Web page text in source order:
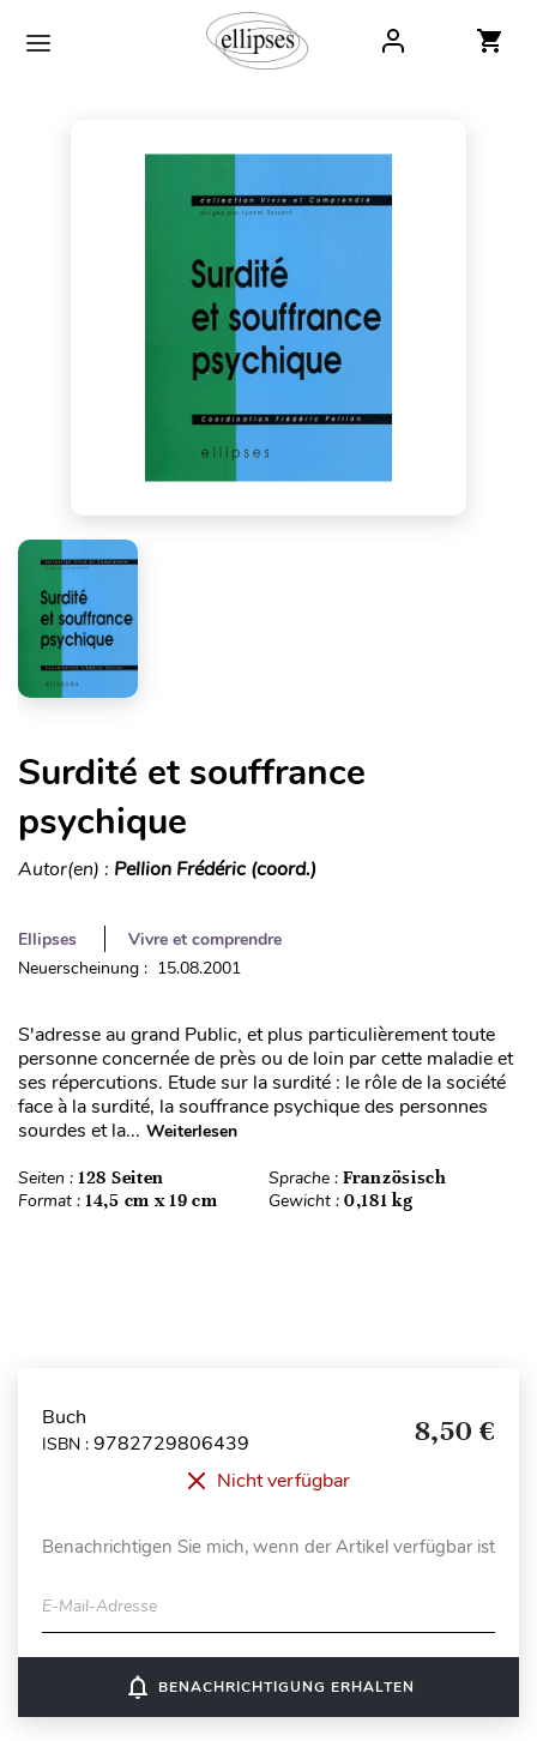
Surdité et souffrance
psychique
Autor(en) : Pellion Frédéric (coord.)
Ellipses
Vivre et comprendre
Neuerscheinung : 15.08.2001
S'adresse au grand Public, et plus particulièrement toute
personne concernée de près ou de loin par cette maladie et
ses répercutions. Etude sur la surdité : le rôle de la société
face à la surdité, la souffrance psychique des personnes
sourdes et la... Weiterlesen
Seiten : 128 Seiten Sprache : Französisch
Format : 14,5 cm x 19 cm Gewicht : 0,181 kg
Buch
ISBN : 9782729806439 8,50 €
Nicht verfügbar
Benachrichtigen Sie mich, wenn der Artikel verfügbar ist
E-Mail-Adresse
notifications_none BENACHRICHTIGUNG ERHALTEN